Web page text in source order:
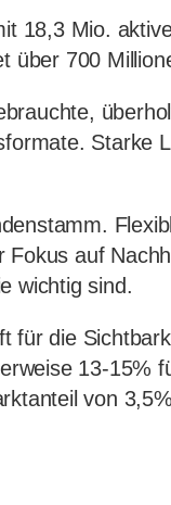
18,3 Mio.
über 700
Starke
auf
wichtig sind.
für die
13-15%
von